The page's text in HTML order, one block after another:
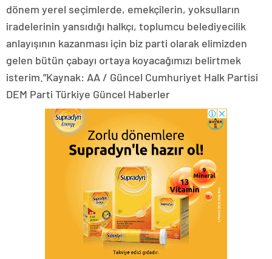
dönem yerel seçimlerde, emekçilerin, yoksulların
iradelerinin yansıdığı halkçı, toplumcu belediyecilik
anlayışının kazanması için biz parti olarak elimizden
gelen bütün çabayı ortaya koyacağımızı belirtmek
isterim.”Kaynak: AA / Güncel Cumhuriyet Halk Partisi
DEM Parti Türkiye Güncel Haberler